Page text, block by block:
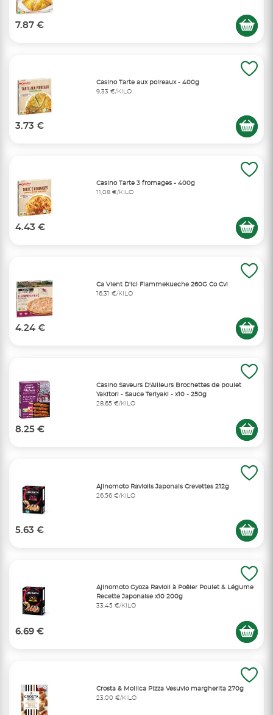
7.87 €
Casino Tarte aux poireaux - 400g
9,33 €/KILO
3.73 €
Casino Tarte 3 fromages - 400g
11,08 €/KILO
4.43 €
Ca Vient D'Ici Flammekueche 260G Co Cvi
16,31 €/KILO
4.24 €
Casino Saveurs D'Ailleurs Brochettes de poulet
Yakitori - Sauce Teriyaki - x10 - 250g
28,65 €/KILO
8.25 €
Ajinomoto Raviolis Japonais Crevettes 212g
26,56 €/KILO
5.63 €
Ajinomoto Gyoza Ravioli à Poêler Poulet & Légume
Recette Japonaise x10 200g
33,45 €/KILO
6.69 €
Crosta & Mollica Pizza Vesuvio margherita 270g
23,00 €/KILO